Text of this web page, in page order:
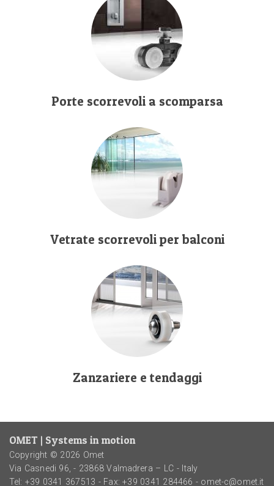
Porte scorrevoli a scomparsa
Vetrate scorrevoli per balconi
Zanzariere e tendaggi
OMET | Systems in motion
Copyright © 2026 Omet
Via Casnedi 96, - 23868 Valmadrera – LC - Italy
Tel:+39 0341 367513 - Fax: +39 0341 284466 - omet-c@omet.it